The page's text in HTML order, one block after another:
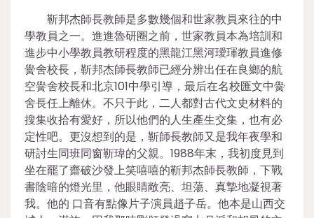
靳邦杰師長教師是多數幾個和世家教員來往的中
學教員之一。進進魯研圈之前，世家教員本為培訓和
進步中小學教員教研程度的黑龍江黑河璦琿教員進修
黌舍校長，靳邦杰師長教師已經分辨出任在良鄉的航
空黌舍校長和北京101中學引導，最后在名校匯文中黌
舍長任上離休。不只于此，二人都對古代文史材料的
搜集收拾有愛好，所以他們的人生產生交集，也有必
定性吧。更沒想到的是，靳師長教師又是我年夜學和
研討生同班同窗靳瑋的父親。1988年末，我初度見到
坐在罷了齋破沙發上笑嘻嘻的靳邦杰師長教師，下戰
書陰暗的燈光里，他眼睛敞亮、坦蕩、真摯地凝視著
我。他的 口音有點像片子演員趙子岳。他本是山西交